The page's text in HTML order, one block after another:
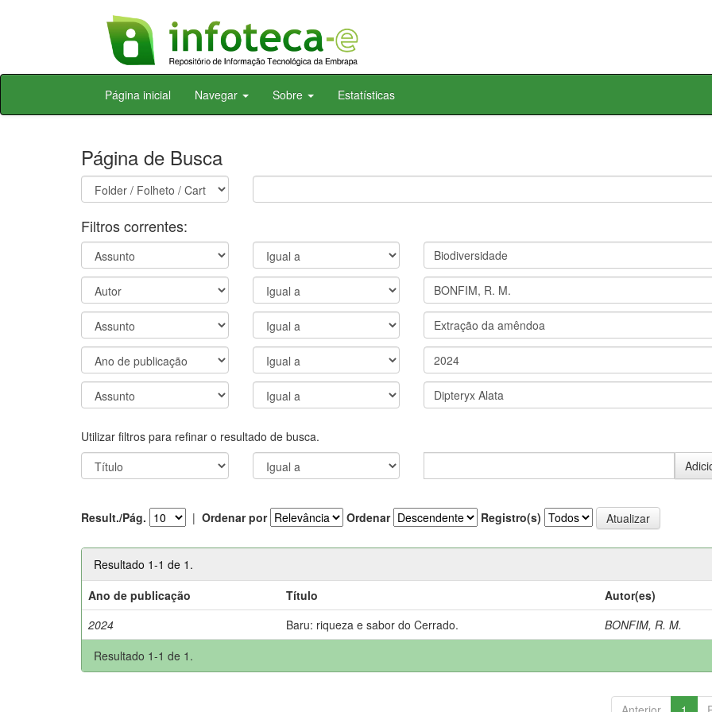
Skip
Página inicial Navegar Sobre Estatísticas
Página de Busca
Filtros correntes:
Utilizar filtros para refinar o resultado de busca.
Result./Pág. | Ordenar por Ordenar Registro(s)
Resultado 1-1 de 1.
Ano de publicação
Título
Autor(es)
2024
Baru: riqueza e sabor do Cerrado.
BONFIM, R. M.
Resultado 1-1 de 1.